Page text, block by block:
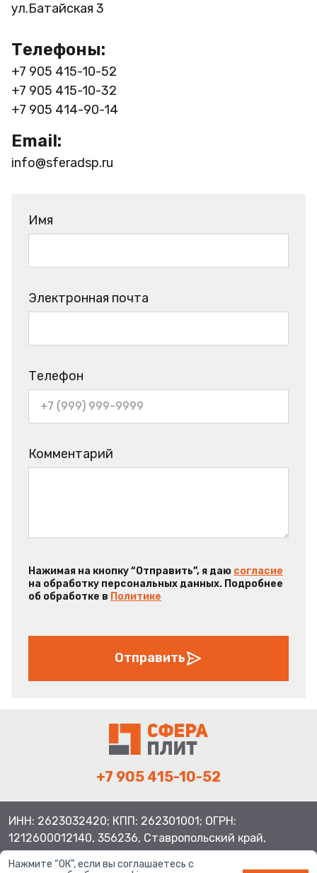
ул.Батайская 3
Телефоны:
+7 905 415-10-52
+7 905 415-10-32
+7 905 414-90-14
Email:
info@sferadsp.ru
Имя
Электронная почта
Телефон
Комментарий
Нажимая на кнопку “Отправить”, я даю согласие
на обработку персональных данных. Подробнее
об обработке в Политике
Отправить
+7 905 415-10-52
ИНН: 2623032420; КПП: 262301001; ОГРН:
1212600012140, 356236, Ставропольский край,
Нажмите “ОК”, если вы соглашаетесь с